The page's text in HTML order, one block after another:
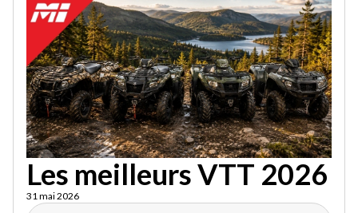
Les meilleurs VTT 2026
31 mai 2026